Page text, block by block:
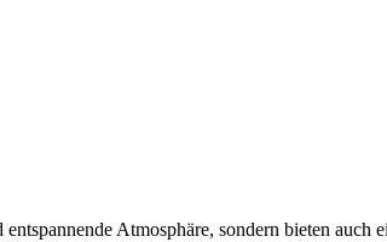
Atmosphäre, sondern bieten auch